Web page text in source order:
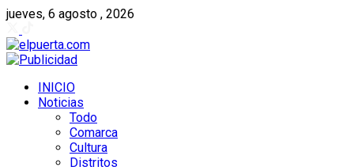
jueves, 6 agosto , 2026
INICIO
Noticias
Todo
Comarca
Cultura
Distritos